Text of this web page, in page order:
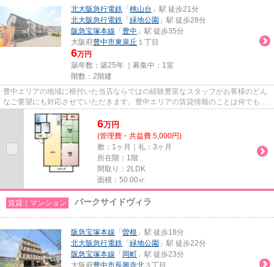
北大阪急行電鉄 「 桃山台 」駅 徒歩21分
北大阪急行電鉄 「 緑地公園 」駅 徒歩28分
阪急宝塚本線 「 豊中 」駅 徒歩35分
大阪府豊中市東泉丘 １丁目
6万円
築年数：築25年 ｜募集中： 1室
階数：2階建
豊中エリアの地域に根付いた当店ならではの経験豊富なスタッフがお客様のどん
なご要望にも対応させていただきます。豊中エリアの賃貸情報のことは何でもお
気軽にご相談ください。一生...
6万円
(管理費・共益費 5,000円)
敷：1ヶ月｜礼：3ヶ月
所在階：1階
間取り：2LDK
面積：50.00㎡
賃貸｜マンション パークサイドヴィラ
阪急宝塚本線 「 曽根 」駅 徒歩18分
北大阪急行電鉄 「 緑地公園 」駅 徒歩22分
阪急宝塚本線 「 岡町 」駅 徒歩23分
大阪府豊中市長興寺北 ３丁目